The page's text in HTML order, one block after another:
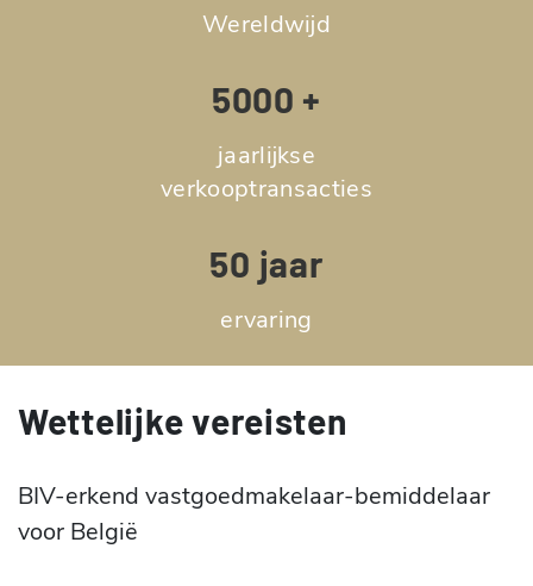
Wereldwijd
5000 +
jaarlijkse
verkooptransacties
50 jaar
ervaring
Wettelijke vereisten
BIV-erkend vastgoedmakelaar-bemiddelaar
voor België